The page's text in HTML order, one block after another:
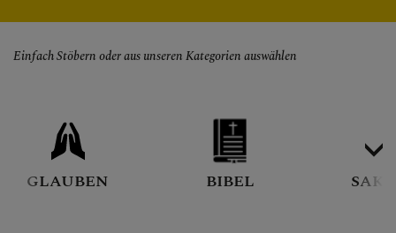
GLAUBEN
Einfach Stöbern oder aus unseren Kategorien auswählen
GLAUBEN BIBEL